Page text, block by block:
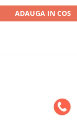
ADAUGA IN COS